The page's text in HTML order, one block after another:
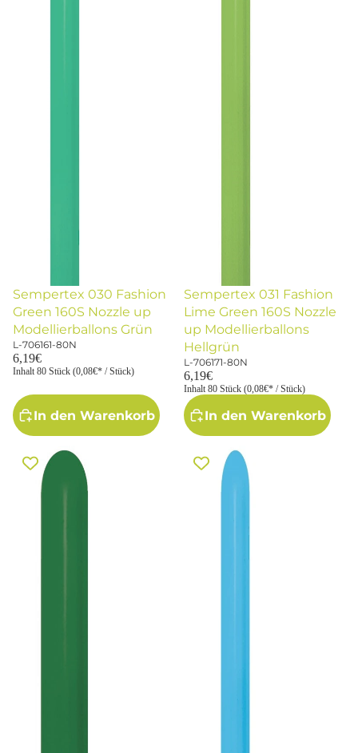
Sempertex 030 Fashion
Green 160S Nozzle up
Modellierballons Grün
L-706161-80N
6,19€
Inhalt 80 Stück (0,08€* / Stück)
In den Warenkorb
Sempertex 031 Fashion
Lime Green 160S Nozzle
up Modellierballons
Hellgrün
L-706171-80N
6,19€
Inhalt 80 Stück (0,08€* / Stück)
In den Warenkorb
Sempertex 032 Fashion Forest
Green 160S Nozzle up
Modellierballons Grün
Sempertex 040 Fashion Blue
160S Modellierballons Blau